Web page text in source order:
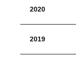
2020
2019